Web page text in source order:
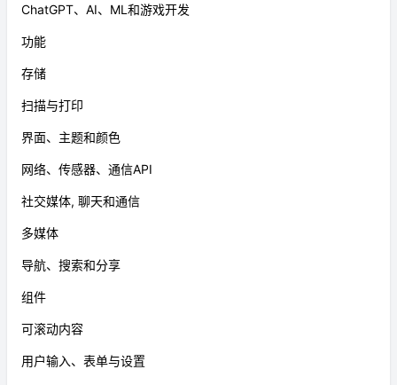
ChatGPT、AI、ML和游戏开发
功能
存储
扫描与打印
界面、主题和颜色
网络、传感器、通信API
社交媒体, 聊天和通信
多媒体
导航、搜索和分享
组件
可滚动内容
用户输入、表单与设置